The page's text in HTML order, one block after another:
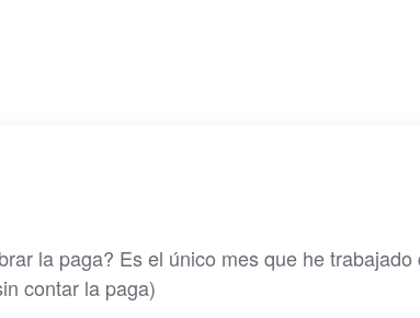
la paga? Es el único mes que he trabajado
contar la paga)